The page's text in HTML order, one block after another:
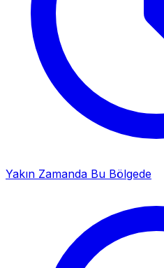
Yakın Zamanda Bu Bölgede